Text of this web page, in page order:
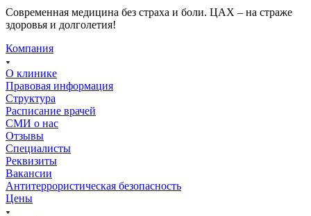
Современная медицина без страха и боли. ЦАХ – на страже
здоровья и долголетия!
Компания
О клинике
Правовая информация
Структура
Расписание врачей
СМИ о нас
Отзывы
Специалисты
Реквизиты
Вакансии
Антитеррористическая безопасность
Цены